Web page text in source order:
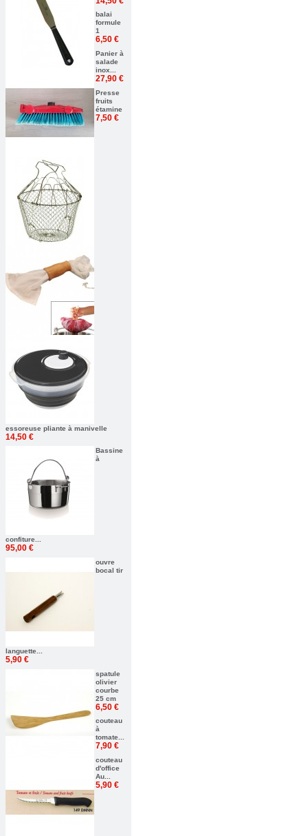
balai
formule
1
6,50 €
Panier à
salade
inox...
27,90 €
Presse
fruits
étamine
7,50 €
essoreuse pliante à manivelle
14,50 €
Bassine
à
confiture...
95,00 €
ouvre
bocal tir
languette...
5,90 €
spatule
olivier
courbe
25 cm
6,50 €
couteau
à
tomate...
7,90 €
couteau
d'office
Au...
5,90 €